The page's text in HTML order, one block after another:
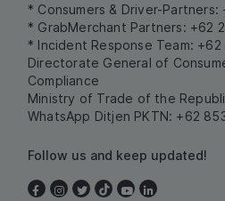
* Consumers & Driver-Partners:
* GrabMerchant Partners: +62
* Incident Response Team:
Directorate General of
Compliance
Ministry of Trade of the
WhatsApp Ditjen PKTN: +62
Follow us and keep updated!